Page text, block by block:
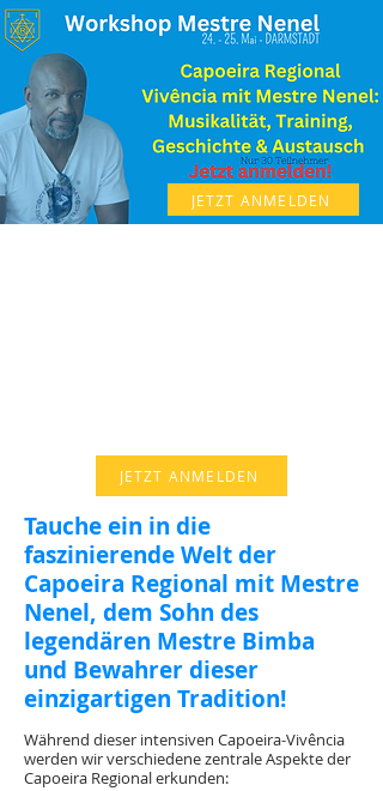
JETZT ANMELDEN
JETZT ANMELDEN
Tauche ein in die
faszinierende Welt der
Capoeira Regional mit Mestre
Nenel, dem Sohn des
legendären Mestre Bimba
und Bewahrer dieser
einzigartigen Tradition!
Während dieser intensiven Capoeira-Vivência
werden wir verschiedene zentrale Aspekte der
Capoeira Regional erkunden: